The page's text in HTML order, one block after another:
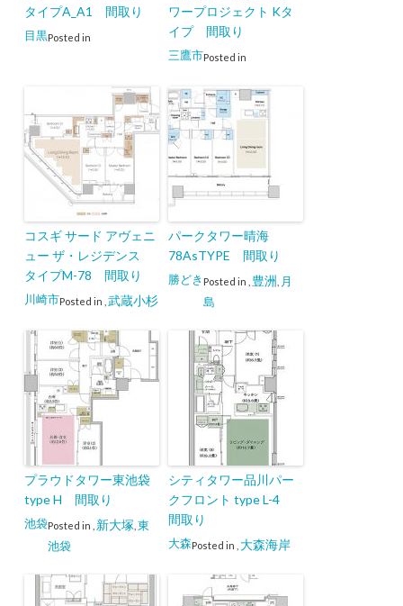
タイプA_A1 間取り
Posted in
目黒
ワープロジェクト Kタ
イプ 間取り
Posted in
三鷹市
コスギ サード アヴェニ
ュー ザ・レジデンス
タイプM-78 間取り
Posted in
川崎市 武蔵小杉
パークタワー晴海
78AsTYPE 間取り
Posted in
勝どき 豊洲 月
島
プラウドタワー東池袋
type H 間取り
Posted in
池袋 新大塚 東
池袋
シティタワー品川パー
クフロント type L-4
間取り
Posted in
大森 大森海岸